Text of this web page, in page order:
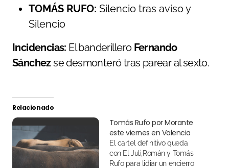
TOMÁS RUFO: Silencio tras aviso y
Silencio
Incidencias: El banderillero Fernando
Sánchezse desmonteró tras parear al sexto.
Relacionado
Tomás Rufo por Morante
este viernes en Valencia
El cartel definitivo queda
con El Juli,Román y Tomás
Rufo para lidiar un encierro